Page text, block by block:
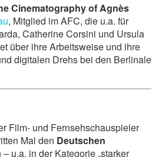
Cinematography of Agnès
, Mitglied im AFC, die u.a. für
Catherine Corsini und Ursula
über ihre Arbeitsweise und ihre
digitalen Drehs bei den Berlinale
Film- und Fernsehschauspieler
Mal den Deutschen
u.a. in der Kategorie „starker